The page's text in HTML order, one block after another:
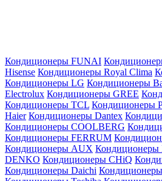
Кондиционеры FUNAI
Hisense Кондиционеры Royal Clima
Кондиционеры LG Кондиционеры
Electrolux Кондиционеры GREE
Кондиционеры TCL Кондиционеры
Haier Кондиционеры Dantex
Кондиционеры СOOLBERG
Кондиционеры FERRUM
Кондиционеры AUX Кондиционеры
DENKO Кондиционеры CHiQ
Кондиционеры Daichi